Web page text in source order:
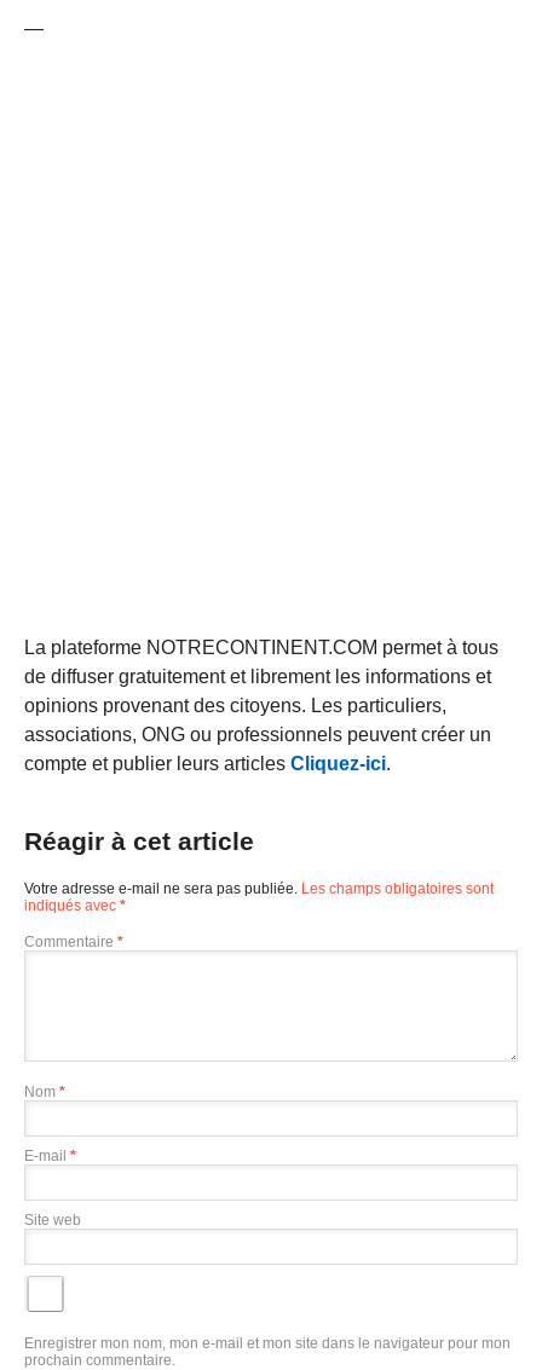
—
La plateforme NOTRECONTINENT.COM permet à tous
de diffuser gratuitement et librement les informations et
opinions provenant des citoyens. Les particuliers,
associations, ONG ou professionnels peuvent créer un
compte et publier leurs articles Cliquez-ici.
Réagir à cet article
Votre adresse e-mail ne sera pas publiée. Les champs obligatoires sont
indiqués avec *
Commentaire *
Nom *
E-mail *
Site web
Enregistrer mon nom, mon e-mail et mon site dans le navigateur pour mon
prochain commentaire.